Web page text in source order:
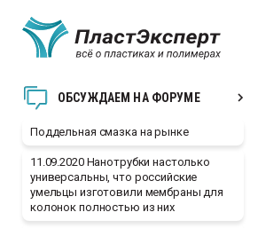
ОБСУЖДАЕМ НА ФОРУМЕ
Поддельная смазка на рынке
11.09.2020 Нанотрубки настолько
универсальны, что российские
умельцы изготовили мембраны для
колонок полностью из них